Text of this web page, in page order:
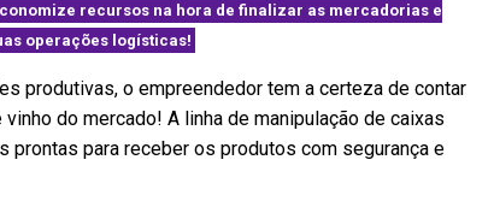
recursos na hora de finalizar as mercadorias e
operações logísticas!
produtivas, o empreendedor tem a certeza de contar
do mercado! A linha de manipulação de caixas
prontas para receber os produtos com segurança e